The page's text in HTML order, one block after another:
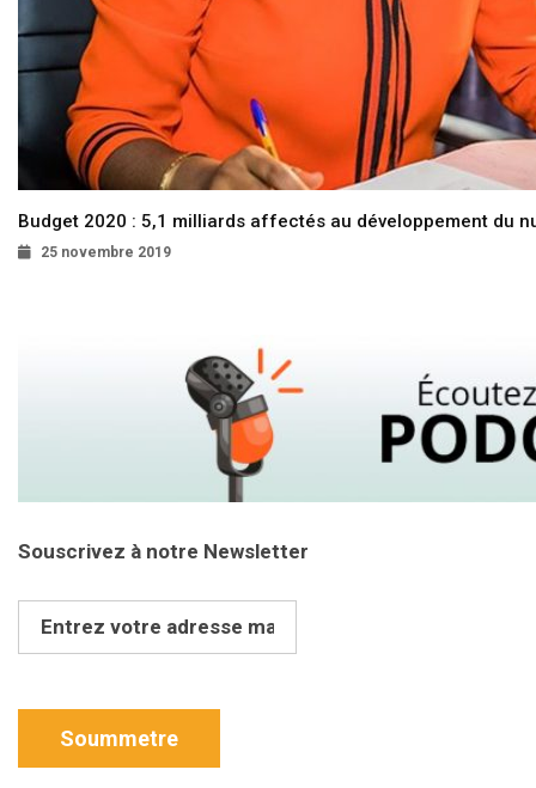
Budget 2020 : 5,1 milliards affectés au développement du
25 novembre 2019
Souscrivez à notre Newsletter